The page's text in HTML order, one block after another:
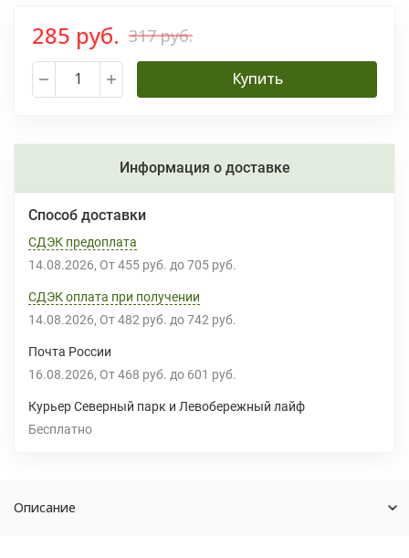
285 руб. 317 руб.
Купить
Информация о доставке
Способ доставки
СДЭК предоплата
14.08.2026 От 455 руб. до 705 руб.
СДЭК оплата при получении
14.08.2026 От 482 руб. до 742 руб.
Почта России
16.08.2026 От 468 руб. до 601 руб.
Курьер Северный парк и Левобережный лайф
Бесплатно
Описание